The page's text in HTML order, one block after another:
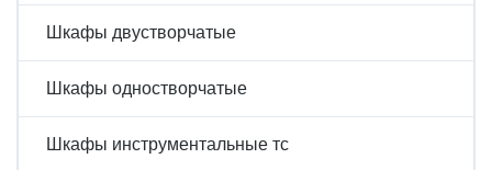
Шкафы двустворчатые
Шкафы одностворчатые
Шкафы инструментальные тс